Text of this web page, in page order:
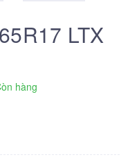
LTX
hàng